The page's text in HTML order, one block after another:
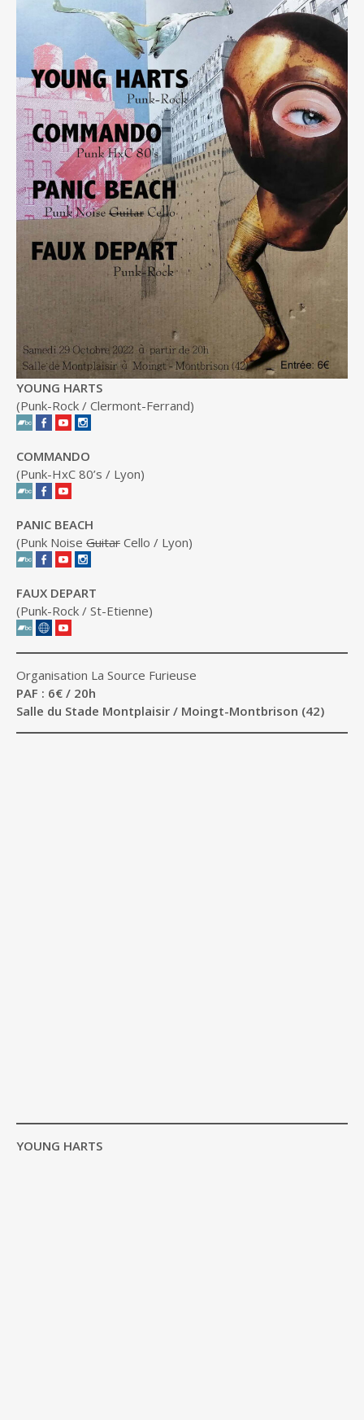
YOUNG HARTS
(Punk-Rock / Clermont-Ferrand)
COMMANDO
(Punk-HxC 80’s / Lyon)
PANIC BEACH
(Punk Noise Guitar Cello / Lyon)
FAUX DEPART
(Punk-Rock / St-Etienne)
Organisation La Source Furieuse
PAF : 6€ / 20h
Salle du Stade Montplaisir / Moingt-Montbrison (42)
YOUNG HARTS